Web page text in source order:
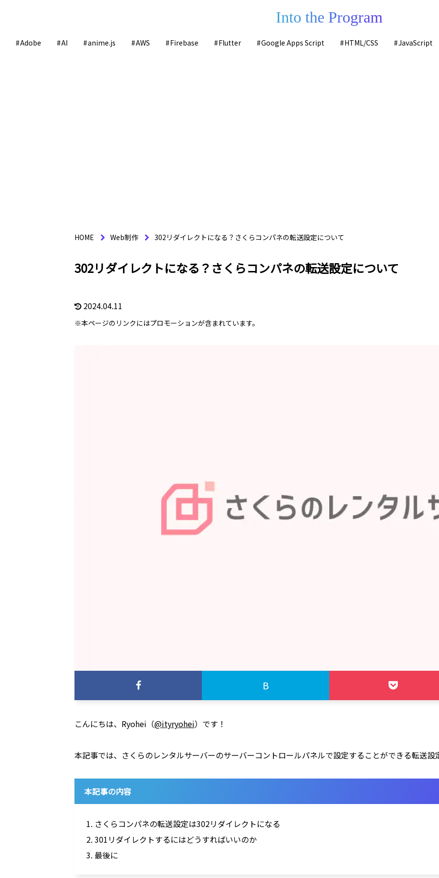
Into the Program
Adobe AI anime.js AWS Firebase Flutter Google Apps Script HTML/CSS JavaScript
HOME Web制作 302リダイレクトになる？さくらコンパネの転送設定について
302リダイレクトになる？さくらコンパネの転送設定について
2024.04.11
※本ページのリンクにはプロモーションが含まれています。
B
こんにちは、Ryohei（@ityryohei）です！
本記事では、さくらのレンタルサーバーのサーバーコントロールパネルで設定することができる転送設
本記事の内容
1. さくらコンパネの転送設定は302リダイレクトになる
2. 301リダイレクトするにはどうすればいいのか
3. 最後に